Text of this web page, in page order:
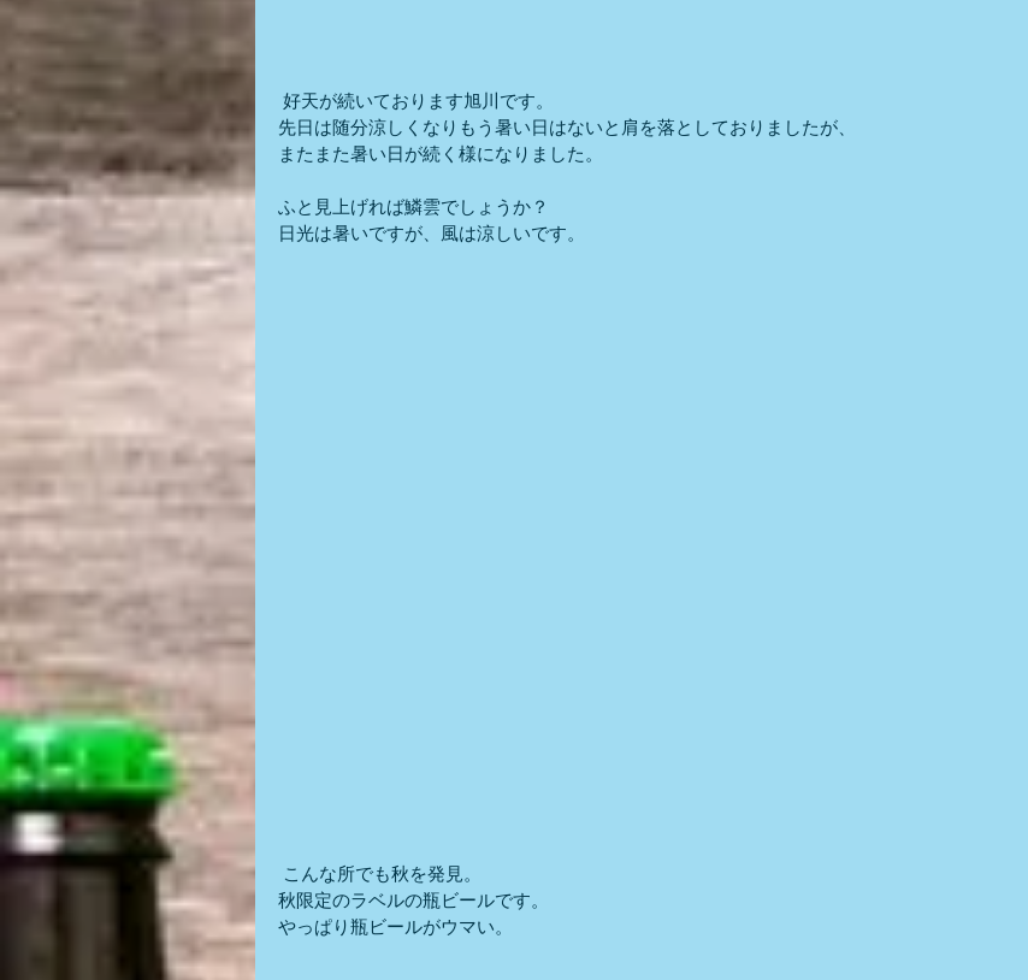
好天が続いております旭川です。
先日は随分涼しくなりもう暑い日はないと肩を落としておりましたが、
またまた暑い日が続く様になりました。
ふと見上げれば鱗雲でしょうか？
日光は暑いですが、風は涼しいです。
こんな所でも秋を発見。
秋限定のラベルの瓶ビールです。
やっぱり瓶ビールがウマい。